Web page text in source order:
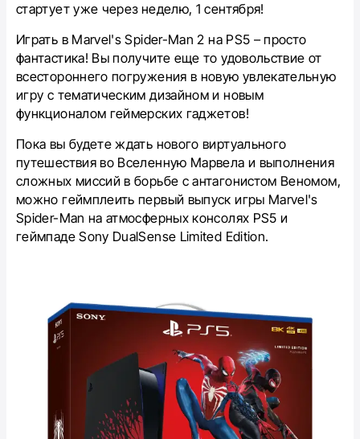
стартует уже через неделю, 1 сентября!
Играть в Marvel's Spider-Man 2 на PS5 – просто
фантастика! Вы получите еще то удовольствие от
всестороннего погружения в новую увлекательную
игру с тематическим дизайном и новым
функционалом геймерских гаджетов!
Пока вы будете ждать нового виртуального
путешествия во Вселенную Марвела и выполнения
сложных миссий в борьбе с антагонистом Веномом,
можно геймплеить первый выпуск игры Marvel's
Spider-Man на атмосферных консолях PS5 и
геймпаде Sony DualSense Limited Edition.